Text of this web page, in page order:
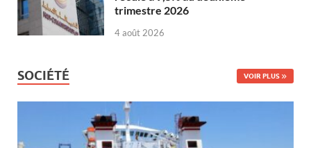
trimestre 2026
4 août 2026
SOCIÉTÉ VOIR PLUS